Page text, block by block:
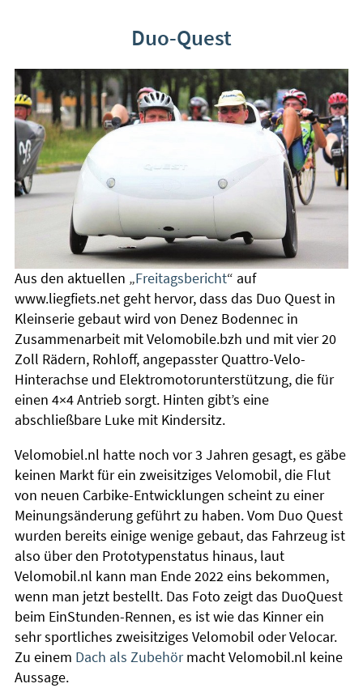
Duo-Quest
Aus den aktuellen „Freitagsbericht“ auf
www.liegfiets.net geht hervor, dass das Duo Quest in
Kleinserie gebaut wird von Denez Bodennec in
Zusammenarbeit mit Velomobile.bzh und mit vier 20
Zoll Rädern, Rohloff, angepasster Quattro-Velo-
Hinterachse und Elektromotorunterstützung, die für
einen 4×4 Antrieb sorgt. Hinten gibt’s eine
abschließbare Luke mit Kindersitz.
Velomobiel.nl hatte noch vor 3 Jahren gesagt, es gäbe
keinen Markt für ein zweisitziges Velomobil, die Flut
von neuen Carbike-Entwicklungen scheint zu einer
Meinungsänderung geführt zu haben. Vom Duo Quest
wurden bereits einige wenige gebaut, das Fahrzeug ist
also über den Prototypenstatus hinaus, laut
Velomobil.nl kann man Ende 2022 eins bekommen,
wenn man jetzt bestellt. Das Foto zeigt das DuoQuest
beim EinStunden-Rennen, es ist wie das Kinner ein
sehr sportliches zweisitziges Velomobil oder Velocar.
Zu einem Dach als Zubehörmacht Velomobil.nl keine
Aussage.